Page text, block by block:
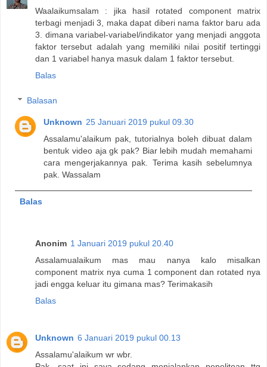
Waalaikumsalam : jika hasil rotated component matrix
terbagi menjadi 3, maka dapat diberi nama faktor baru ada
3. dimana variabel-variabel/indikator yang menjadi anggota
faktor tersebut adalah yang memiliki nilai positif tertinggi
dan 1 variabel hanya masuk dalam 1 faktor tersebut.
Balas
Balasan
Unknown 25 Januari 2019 pukul 09.30
Assalamu'alaikum pak, tutorialnya boleh dibuat dalam
bentuk video aja gk pak? Biar lebih mudah memahami
cara mengerjakannya pak. Terima kasih sebelumnya
pak. Wassalam
Balas
Anonim 1 Januari 2019 pukul 20.40
Assalamualaikum mas mau nanya kalo misalkan
component matrix nya cuma 1 component dan rotated nya
jadi engga keluar itu gimana mas? Terimakasih
Balas
Unknown 6 Januari 2019 pukul 00.13
Assalamu'alaikum wr wbr.